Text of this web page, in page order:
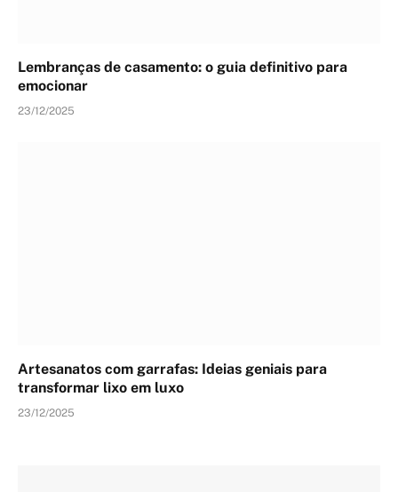
Lembranças de casamento: o guia definitivo para
emocionar
23/12/2025
Artesanatos com garrafas: Ideias geniais para
transformar lixo em luxo
23/12/2025